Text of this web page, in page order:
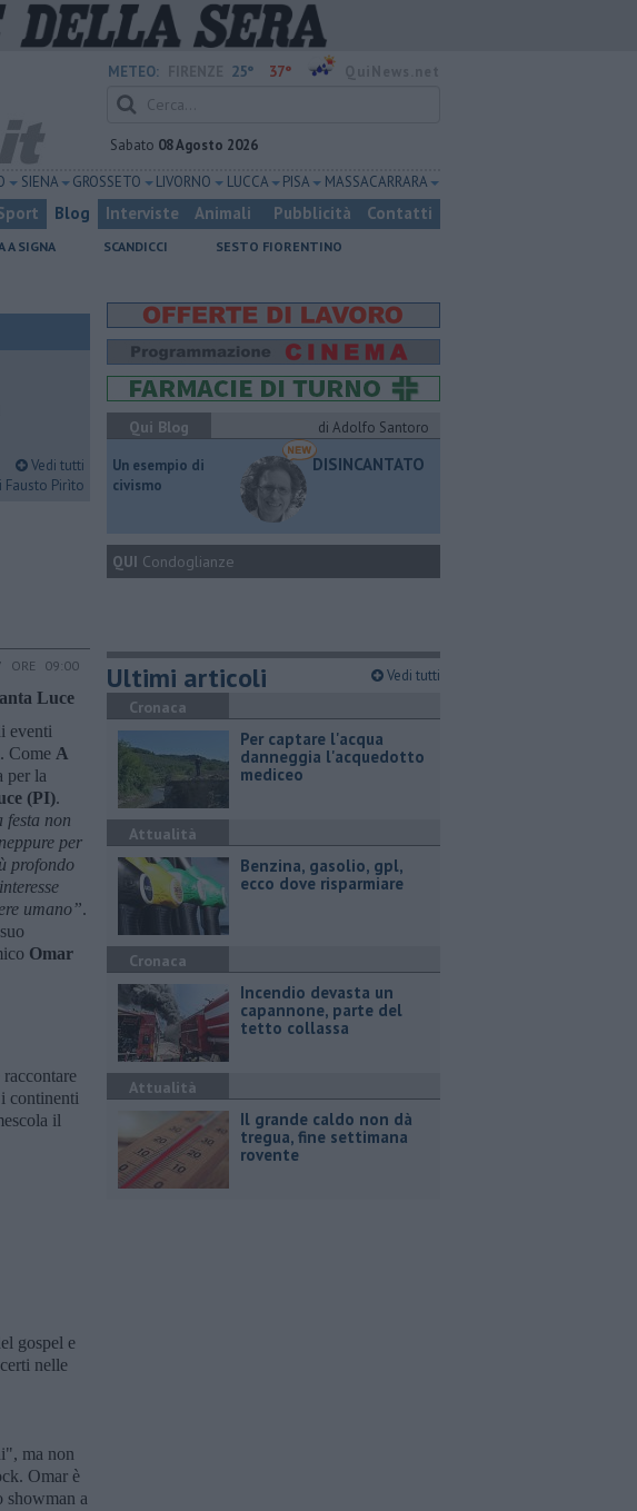
METEO: 25° 37°
Sabato 08 Agosto 2026
SIENA GROSSETO LIVORNO LUCCA PISA MASSA CARRARA
Blog Interviste Animali Pubblicità Contatti
A SIGNA SCANDICCI
SESTO FIORENTINO
Vedi tutti
Pirìto
ORE 09:00
Luce
eventi
Come A
per la
(PI).
festa non
per
profondo
umano”.
Omar
continenti
il
gospel e
nelle
ma non
Omar è
a
Qui Blog
di Adolfo Santoro
​Un esempio di
civismo
DISINCANTATO
QUI Condoglianze
Ultimi articoli Vedi tutti
Cronaca
Per captare l'acqua
danneggia l'acquedotto
mediceo
Attualità
​Benzina, gasolio, gpl,
ecco dove risparmiare
Cronaca
Incendio devasta un
capannone, parte del
tetto collassa
Attualità
Il grande caldo non dà
tregua, fine settimana
rovente